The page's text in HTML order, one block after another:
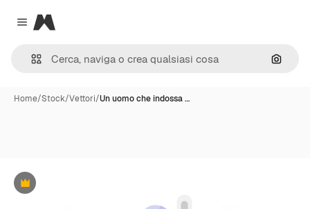
Close menu
Magnific
Cerca
Home/Stock/Vettori/Un uomo che indossa …
Premium